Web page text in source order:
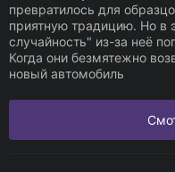
превратилось для
приятную традицию. Но в
случайность" из-за неё
Когда они безмятежно
новый автомобиль